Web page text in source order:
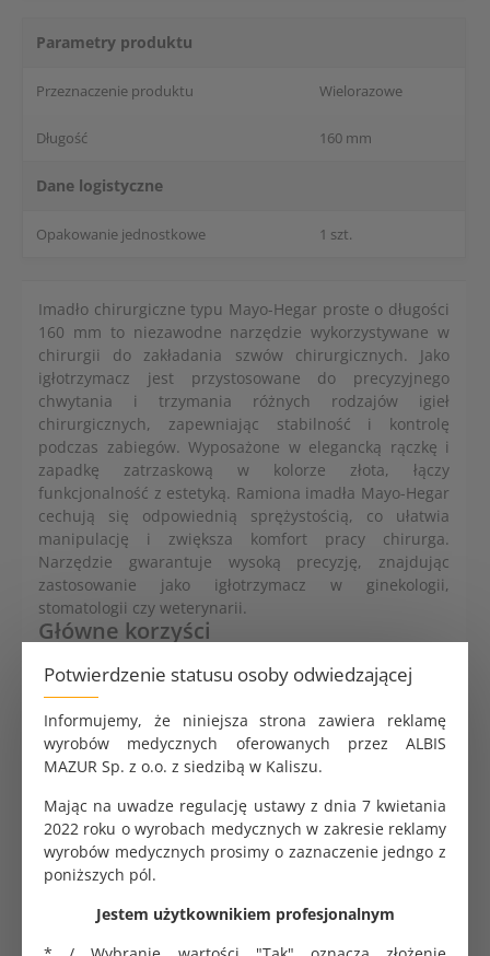
Potwierdzenie statusu osoby odwiedzającej
Informujemy, że niniejsza strona zawiera reklamę
wyrobów medycznych oferowanych przez ALBIS
MAZUR Sp. z o.o. z siedzibą w Kaliszu.
Mając na uwadze regulację ustawy z dnia 7 kwietania
2022 roku o wyrobach medycznych w zakresie reklamy
wyrobów medycznych prosimy o zaznaczenie jedngo z
poniższych pól.
Jestem użytkownikiem profesjonalnym
Parametry produktu
Przeznaczenie produktu Wielorazowe
Długość 160 mm
Dane logistyczne
Opakowanie jednostkowe 1 szt.
Imadło chirurgiczne typu Mayo-Hegar proste o długości
160 mm to niezawodne narzędzie wykorzystywane w
chirurgii do zakładania szwów chirurgicznych. Jako
igłotrzymacz jest przystosowane do precyzyjnego
chwytania i trzymania różnych rodzajów igieł
chirurgicznych, zapewniając stabilność i kontrolę
podczas zabiegów. Wyposażone w elegancką rączkę i
zapadkę zatrzaskową w kolorze złota, łączy
funkcjonalność z estetyką. Ramiona imadła Mayo-Hegar
cechują się odpowiednią sprężystością, co ułatwia
manipulację i zwiększa komfort pracy chirurga.
Narzędzie gwarantuje wysoką precyzję, znajdując
zastosowanie jako igłotrzymacz w ginekologii,
stomatologii czy weterynarii.
Główne korzyści
Typ: Igłotrzymacz z ergonomiczną zapadką
zatrzaskową dla pewnego chwytu.
Materiał: Produkt wielokrotnego użytku wykonany
z certyfikowanego chirurgicznego stopu
metalowego o wysokiej jakości.
konstrukcji.
Odporność: Wyjątkowo wytrzymała część robocza,
odporna na zużycie i uszkodzenia.
Komfort: Lekka i bezpieczna konstrukcja
Higiena: Możliwość sterylizacji w różnych
systemach, w tym autoklawach i metodach